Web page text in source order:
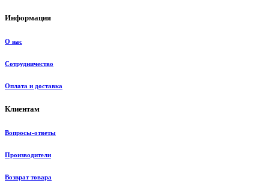
Информация
О нас
Сотрудничество
Оплата и доставка
Клиентам
Вопросы-ответы
Производители
Возврат товара